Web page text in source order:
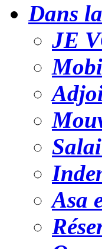
Dans
JE
Asa